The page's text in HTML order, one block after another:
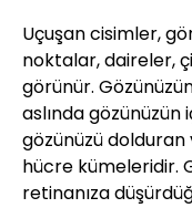
Uçuşan cisimler,
noktalar, daireler,
görünür.
aslında gözünüzün
gözünüzü
hücre kümeleridir.
retinanıza